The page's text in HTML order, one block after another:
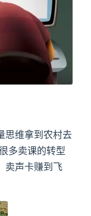
思维拿到农村去
多卖课的转型
卖声卡赚到飞